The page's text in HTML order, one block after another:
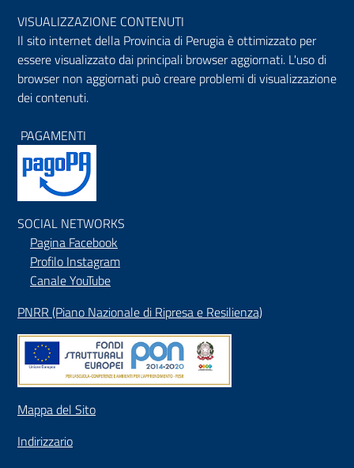
VISUALIZZAZIONE CONTENUTI
Il sito internet della Provincia di Perugia è ottimizzato per
essere visualizzato dai principali browser aggiornati. L'uso di
browser non aggiornati può creare problemi di visualizzazione
dei contenuti.
PAGAMENTI
SOCIAL NETWORKS
Pagina Facebook
Profilo Instagram
Canale YouTube
PNRR (Piano Nazionale di Ripresa e Resilienza)
Mappa del Sito
Indirizzario